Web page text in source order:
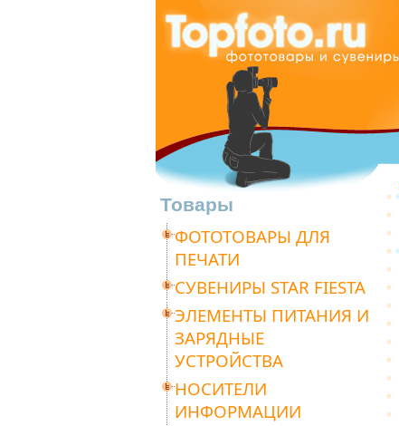
Товары
ФОТОТОВАРЫ ДЛЯ
ПЕЧАТИ
СУВЕНИРЫ STAR FIESTA
ЭЛЕМЕНТЫ ПИТАНИЯ И
ЗАРЯДНЫЕ
УСТРОЙСТВА
НОСИТЕЛИ
ИНФОРМАЦИИ